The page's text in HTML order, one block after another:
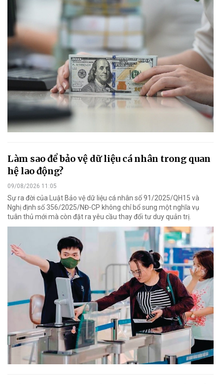
Làm sao để bảo vệ dữ liệu cá nhân trong quan
hệ lao động?
09/08/2026 11:05
Sự ra đời của Luật Bảo vệ dữ liệu cá nhân số 91/2025/QH15 và
Nghị định số 356/2025/NĐ-CP không chỉ bổ sung một nghĩa vụ
tuân thủ mới mà còn đặt ra yêu cầu thay đổi tư duy quản trị.